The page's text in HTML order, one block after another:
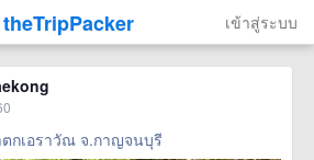
theTripPacker เข้าสู่ระบบ
กเอราวัณ จ.กาญจนบุรี